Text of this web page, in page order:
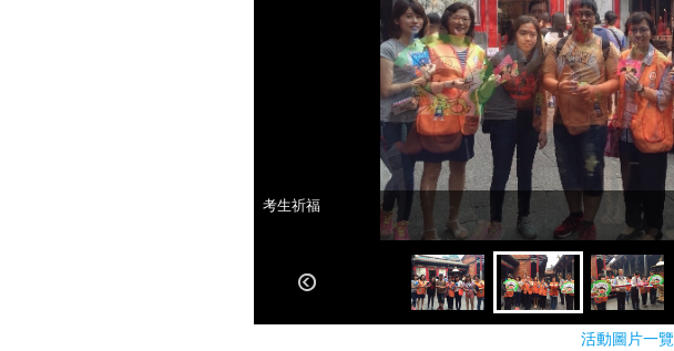
考生祈福
考生祈福
活動圖片一覽